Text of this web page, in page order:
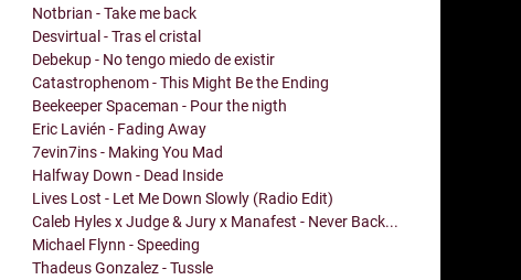
Notbrian - Take me back
Desvirtual - Tras el cristal
Debekup - No tengo miedo de existir
Catastrophenom - This Might Be the Ending
Beekeeper Spaceman - Pour the nigth
Eric Lavién - Fading Away
7evin7ins - Making You Mad
Halfway Down - Dead Inside
Lives Lost - Let Me Down Slowly (Radio Edit)
Caleb Hyles x Judge & Jury x Manafest - Never Back...
Michael Flynn - Speeding
Thadeus Gonzalez - Tussle